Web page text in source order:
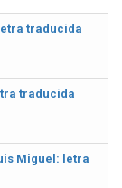
traducida
traducida
Miguel: letra